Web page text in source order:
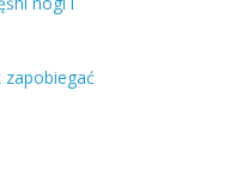
zapobiegać